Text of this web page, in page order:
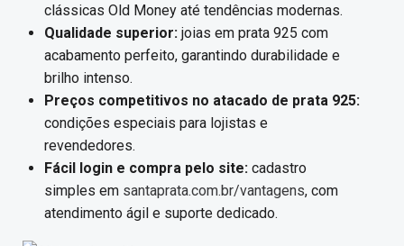
clássicas Old Money até tendências modernas.
Qualidade superior: joias em prata 925 com
acabamento perfeito, garantindo durabilidade e
brilho intenso.
Preços competitivos no atacado de prata 925:
condições especiais para lojistas e
revendedores.
Fácil login e compra pelo site: cadastro
simples em santaprata.com.br/vantagens, com
atendimento ágil e suporte dedicado.